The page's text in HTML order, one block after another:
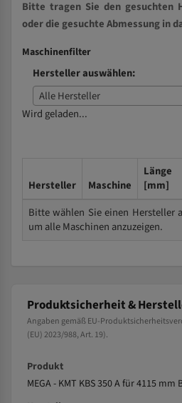
Bitte tragen Sie den gesuchten
oder die gesuchte Abmessung in
Maschinenfilter
Hersteller auswählen:
Alle Hersteller
Wird geladen...
Hersteller Maschine
Länge
[mm]
Bitte wählen Sie einen Hersteller
um alle Maschinen anzuzeigen.
Produktsicherheit &
Angaben gemäß EU-
(EU) 2023/988, Art. 19).
Produkt
MEGA - KMT KBS 350 A für 4115